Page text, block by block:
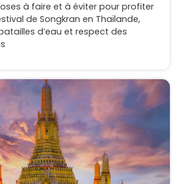
à faire et à éviter pour profiter
de Songkran en Thaïlande,
d’eau et respect des